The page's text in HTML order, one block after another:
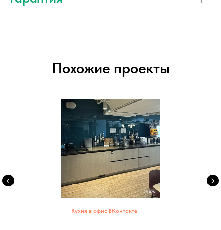
Похожие проекты
Кухня в офис ВКонтакте